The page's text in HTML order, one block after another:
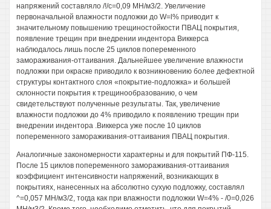
напряжений составляло /!/с=0,09 МН/м3/2. Увеличение
первоначальной влажности подложки до W=l% приводит к
значительному повышению трещиностойкости ПВАЦ покрытия,
появление трещин при внедрении индентора Виккерса
наблюдалось лишь после 25 циклов попеременного
замораживания-оттаивания. Дальнейшее увеличение влажности
подложки при окраске приводило к возникновению более дефектной
структуры контактного слоя «покрытие-подложка» и большей
склонности покрытия к трещинообразованию, о чем
свидетельствуют полученные результаты. Так, увеличение
влажности подложки до 4% приводило к появлению трещин при
внедрении индентора .Виккерса уже после 10 циклов
попеременного замораживания-оттаивания ПВАЦ покрытия.
Аналогичные закономерности характерны и для покрытий ПФ-115.
После 15 циклов попеременного замораживания-оттаивания
коэффициент интенсивности напряжений, возникающих в
покрытиях, нанесенных на абсолютно сухую подложку, составлял
^=0,057 МН/м3/2, тогда как при влажности подложки W=4% - /0=0,026